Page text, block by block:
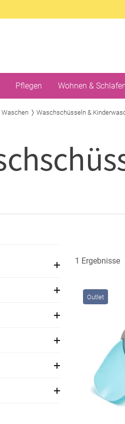
Pflegen Wohnen &
Waschen Waschschüsseln &
1 Ergebnisse
Outlet